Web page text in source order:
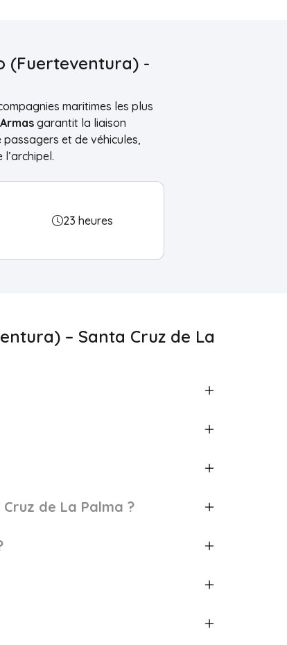
(Fuerteventura) -
maritimes les plus
garantit la liaison
et de véhicules,
23 heures
– Santa Cruz de La
de La Palma ?